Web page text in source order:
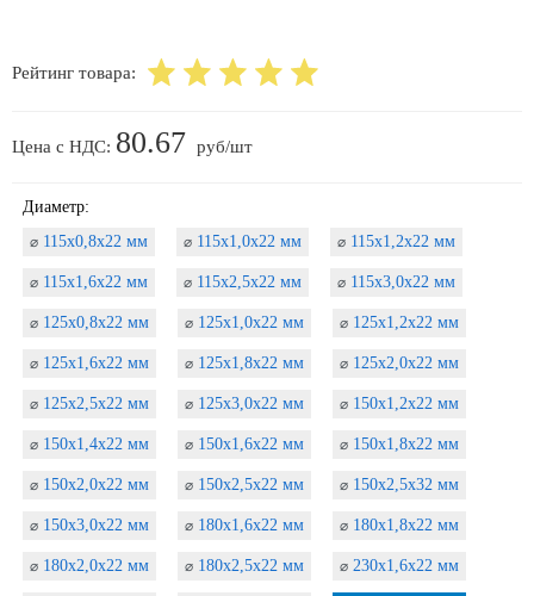
Рейтинг товара:
Цена с НДС: 80.67 руб/шт
Диаметр:
⌀ 115х0,8х22 мм ⌀ 115х1,0х22 мм ⌀ 115х1,2х22 мм
⌀ 115х1,6х22 мм ⌀ 115х2,5х22 мм ⌀ 115х3,0х22 мм
⌀ 125х0,8х22 мм ⌀ 125х1,0х22 мм ⌀ 125х1,2х22 мм
⌀ 125х1,6х22 мм ⌀ 125х1,8х22 мм ⌀ 125х2,0х22 мм
⌀ 125х2,5х22 мм ⌀ 125х3,0х22 мм ⌀ 150х1,2х22 мм
⌀ 150х1,4х22 мм ⌀ 150х1,6х22 мм ⌀ 150х1,8х22 мм
⌀ 150х2,0х22 мм ⌀ 150х2,5х22 мм ⌀ 150х2,5х32 мм
⌀ 150х3,0х22 мм ⌀ 180х1,6х22 мм ⌀ 180х1,8х22 мм
⌀ 180х2,0х22 мм ⌀ 180х2,5х22 мм ⌀ 230х1,6х22 мм